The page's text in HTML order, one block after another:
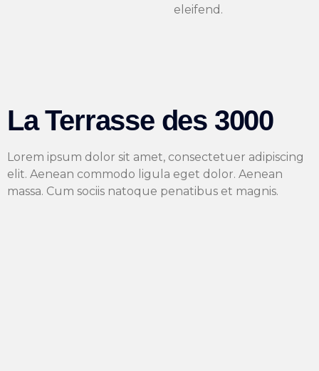
eleifend.
La Terrasse des 3000
Lorem ipsum dolor sit amet, consectetuer adipiscing
elit. Aenean commodo ligula eget dolor. Aenean
massa. Cum sociis natoque penatibus et magnis.